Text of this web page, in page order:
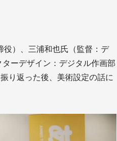
役）、三浦和也氏（監督：デ
ーデザイン：デジタル作画部
り返った後、美術設定の話に